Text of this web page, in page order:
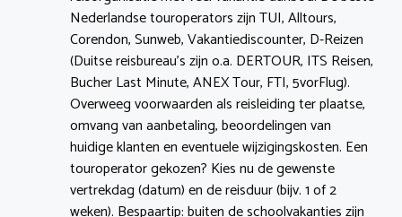
Nederlandse touroperators zijn TUI, Alltours,
Corendon, Sunweb, Vakantiediscounter, D-Reizen
(Duitse reisbureau’s zijn o.a. DERTOUR, ITS Reisen,
Bucher Last Minute, ANEX Tour, FTI, 5vorFlug).
Overweeg voorwaarden als reisleiding ter plaatse,
omvang van aanbetaling, beoordelingen van
huidige klanten en eventuele wijzigingskosten. Een
touroperator gekozen? Kies nu de gewenste
vertrekdag (datum) en de reisduur (bijv. 1 of 2